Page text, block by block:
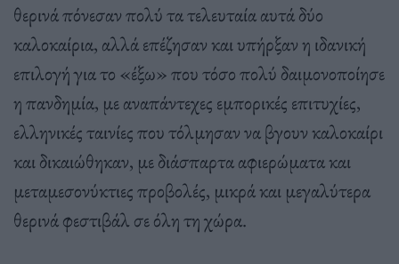
θερινά πόνεσαν πολύ τα τελευταία αυτά δύο
καλοκαίρια, αλλά επέζησαν και υπήρξαν η ιδανική
επιλογή για το «έξω» που τόσο πολύ δαιμονοποίησε
η πανδημία, με αναπάντεχες εμπορικές επιτυχίες,
ελληνικές ταινίες που τόλμησαν να βγουν καλοκαίρι
και δικαιώθηκαν, με διάσπαρτα αφιερώματα και
μεταμεσονύκτιες προβολές, μικρά και μεγαλύτερα
θερινά φεστιβάλ σε όλη τη χώρα.